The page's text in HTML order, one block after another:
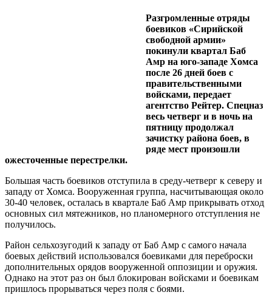
Разгромленные отряды
боевиков «Сирийской
свободной армии»
покинули квартал Баб
Амр на юго-западе Хомса
после 26 дней боев с
правительственными
войсками, передает
агентство Рейтер. Спецназ
весь четверг и в ночь на
пятницу продолжал
зачистку района боев, в
ряде мест произошли
ожесточенные перестрелки.
Большая часть боевиков отступила в среду-четверг к северу и
западу от Хомса. Вооруженная группа, насчитывающая около
30-40 человек, осталась в квартале Баб Амр прикрывать отход
основных сил мятежников, но планомерного отступления не
получилось.
Район сельхозугодий к западу от Баб Амр с самого начала
боевых действий использовался боевиками для переброски
дополнительных орядов вооруженной оппозиции и оружия.
Однако на этот раз он был блокирован войсками и боевикам
пришлось прорываться через поля с боями.